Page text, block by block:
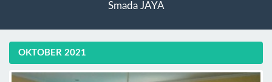
Smada JAYA
OKTOBER 2021